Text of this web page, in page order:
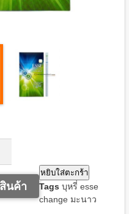
หยิบใส่ตะกร้า
นค้า Tags บุหรี่ esse
change มะนาว